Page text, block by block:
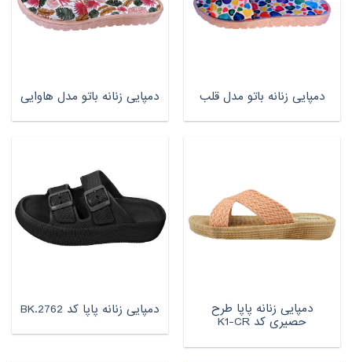
دمپایی زنانه باتو مدل قلب دمپایی زنانه باتو مدل هاوایی
دمپایی زنانه پاپا طرح
حصیری کد K1-CR
دمپایی زنانه پاپا کد BK.2762